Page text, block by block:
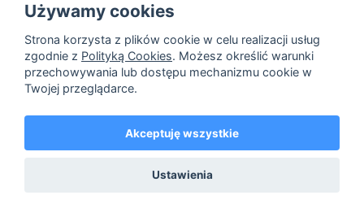
zobacz
Martyna Jakubowicz
hi-res lo-res
Używamy cookies
Strona korzysta z plików cookie w celu realizacji usług
zgodnie z Polityką Cookies. Możesz określić warunki
przechowywania lub dostępu mechanizmu cookie w
Twojej przeglądarce.
Akceptuję wszystkie
Ustawienia